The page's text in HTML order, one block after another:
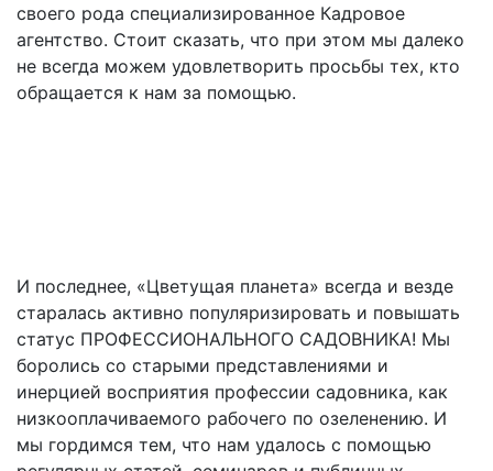
своего рода специализированное Кадровое
агентство. Стоит сказать, что при этом мы далеко
не всегда можем удовлетворить просьбы тех, кто
обращается к нам за помощью.
И последнее, «Цветущая планета» всегда и везде
старалась активно популяризировать и повышать
статус ПРОФЕССИОНАЛЬНОГО САДОВНИКА! Мы
боролись со старыми представлениями и
инерцией восприятия профессии садовника, как
низкооплачиваемого рабочего по озеленению. И
мы гордимся тем, что нам удалось с помощью